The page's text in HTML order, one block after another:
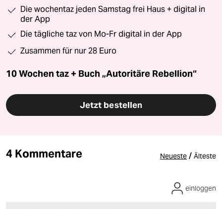
Die wochentaz jeden Samstag frei Haus + digital in
der App
Die tägliche taz von Mo-Fr digital in der App
Zusammen für nur 28 Euro
10 Wochen taz + Buch „Autoritäre Rebellion“
Jetzt bestellen
4 Kommentare Neueste / Älteste
einloggen